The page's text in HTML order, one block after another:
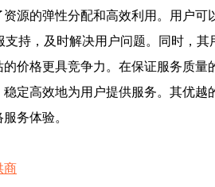
源的弹性分配和高效利用。用户
持，及时解决用户问题。同时，
价格更具竞争力。在保证服务质
定高效地为用户提供服务。其优
务体验。
商